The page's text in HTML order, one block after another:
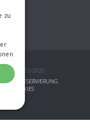
2015-2026
RESERVIERUNG
COOKIES
zu